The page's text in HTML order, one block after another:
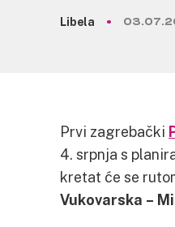
Libela
Prvi zagrebački
4. srpnja s
kretat će se
Vukovarska –